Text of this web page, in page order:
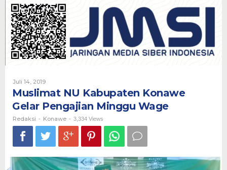
Gelar
Pengajian
Minggu
Wage
Juli 14, 2019Oleh
Muslimat NU Kabupaten Konawe
Gelar Pengajian Minggu Wage
Redaksi - Konawe - 3,334 Views